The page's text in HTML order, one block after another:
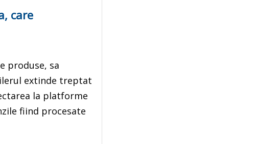
care
produse, sa
extinde treptat
la platforme
fiind procesate